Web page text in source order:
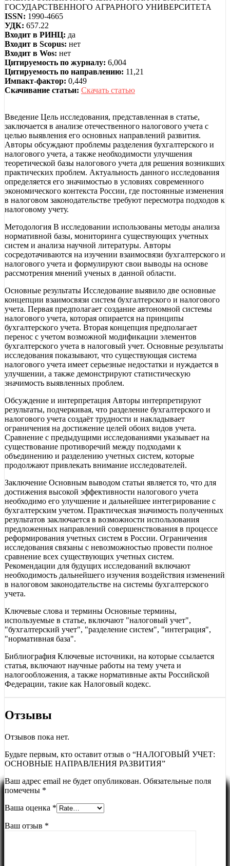
ГОСУДАРСТВЕННОГО АГРАРНОГО УНИВЕРСИТЕТА
ISSN: 1990-4665
УДК: 657.22
Входит в РИНЦ: да
Входит в Scopus: нет
Входит в Wos: нет
Цитируемость по журналу: 6,004
Цитируемость по направлению: 11,21
Импакт-фактор: 0,449
Скачивание статьи: Скачать статью
Введение Цель исследования, представленная в статье,
заключается в анализе отечественного налогового учета с
целью выявления его основных направлений развития.
Авторы обсуждают проблемы разделения бухгалтерского и
налогового учета, а также необходимости улучшения
теоретической базы налогового учета для решения возникших
практических проблем. Актуальность данного исследования
определяется его значимостью в условиях современного
экономического контекста России, где постоянные изменения
в налоговом законодательстве требуют пересмотра подходов к
налоговому учету.
Методология В исследовании использованы методы анализа
нормативной базы, мониторинга существующих учетных
систем и анализа научной литературы. Авторы
сосредотачиваются на изучении взаимосвязи бухгалтерского и
налогового учета и формулируют свои выводы на основе
рассмотрения мнений ученых в данной области.
Основные результаты Исследование выявило две основные
концепции взаимосвязи систем бухгалтерского и налогового
учета. Первая предполагает создание автономной системы
налогового учета, которая опирается на принципы
бухгалтерского учета. Вторая концепция предполагает
перенос с учетом возможной модификации элементов
бухгалтерского учета в налоговый учет. Основные результаты
исследования показывают, что существующая система
налогового учета имеет серьезные недостатки и нуждается в
улучшении, а также демонстрируют статистическую
значимость выявленных проблем.
Обсуждение и интерпретация Авторы интерпретируют
результаты, подчеркивая, что разделение бухгалтерского и
налогового учета создаёт трудности и накладывает
ограничения на достижение целей обоих видов учета.
Сравнение с предыдущими исследованиями указывает на
существование противоречий между подходами к
объединению и разделению учетных систем, которые
продолжают привлекать внимание исследователей.
Заключение Основным выводом статьи является то, что для
достижения высокой эффективности налогового учета
необходимо его улучшение и дальнейшее интегрирование с
бухгалтерским учетом. Практическая значимость полученных
результатов заключается в возможности использования
предложенных направлений совершенствования в процессе
реформирования учетных систем в России. Ограничения
исследования связаны с невозможностью провести полное
сравнение всех существующих учетных систем.
Рекомендации для будущих исследований включают
необходимость дальнейшего изучения воздействия изменений
в налоговом законодательстве на системы бухгалтерского
учета.
Ключевые слова и термины Основные термины,
используемые в статье, включают "налоговый учет",
"бухгалтерский учет", "разделение систем", "интеграция",
"нормативная база".
Библиография Ключевые источники, на которые ссылается
статья, включают научные работы на тему учета и
налогообложения, а также нормативные акты Российской
Федерации, такие как Налоговый кодекс.
Отзывы
Отзывов пока нет.
Будьте первым, кто оставит отзыв о “НАЛОГОВЫЙ УЧЕТ:
ОСНОВНЫЕ НАПРАВЛЕНИЯ РАЗВИТИЯ”
Ваш адрес email не будет опубликован. Обязательные поля
помечены *
Ваша оценка *
Ваш отзыв *